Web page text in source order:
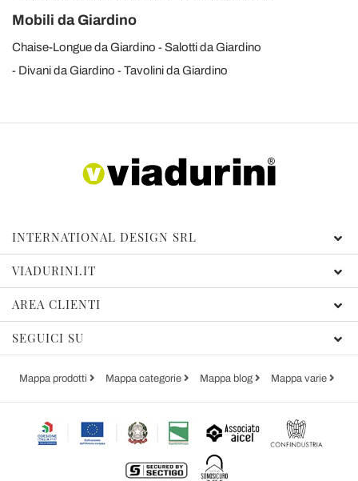
Mobili da Giardino
Chaise-Longue da Giardino
Salotti da Giardino
Divani da Giardino
Tavolini da Giardino
INTERNATIONAL DESIGN SRL
VIADURINI.IT
AREA CLIENTI
SEGUICI SU
Mappa prodotti Mappa categorie Mappa blog Mappa varie